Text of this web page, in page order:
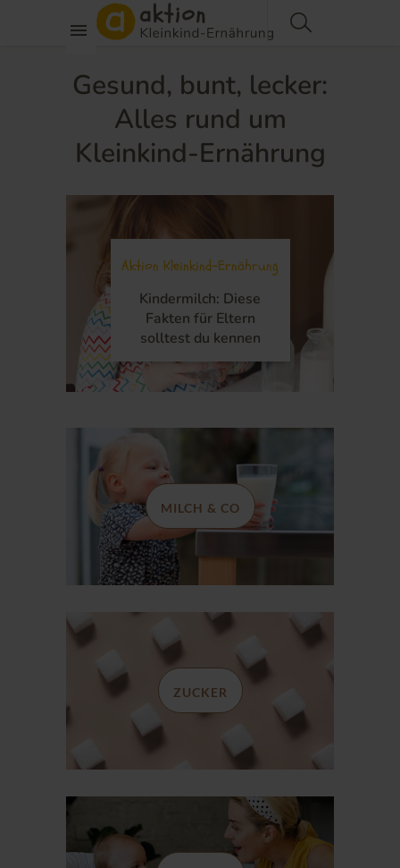
Gesund, bunt, lecker:
Alles rund um
Kleinkind-Ernährung
Aktion Kleinkind-Ernährung
Kindermilch: Diese
Fakten für Eltern
solltest du kennen
MILCH & CO
ZUCKER